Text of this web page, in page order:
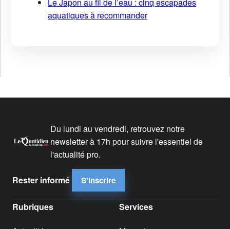
Le Japon au fil de l’eau : cinq escapades
aquatiques à recommander
Du lundi au vendredi, retrouvez notre
newsletter à 17h pour suivre l'essentiel de
l'actualité pro.
Rester informé S'inscrire
Rubriques Services